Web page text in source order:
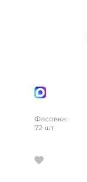
Фасовка:
72 шт